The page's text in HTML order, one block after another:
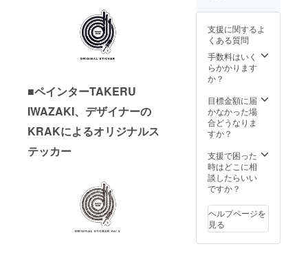
■ペインターTAKERU
IWAZAKI、デザイナーの
KRAKによるオリジナルス
テッカー
の為、
ボディ
の在庫
状況や
工場の
稼働状
はお時
間を頂
く場合
す。予
めご了
承くだ
さい。
の画像
はあく
までイ
メージ
間を頂
もござ
いま
す。予
めご了
※グッズ
の画像
はあく
です。
※店舗・
郵送で
の受け
なりま
す。
開しま
ご連絡
差し上
げま
す。 ※
ご不明
ござい
ました
ら、以
下のア
にご連
絡くだ
さい。
katz495
il.com
支援に関するよ
くある質問
手数料はいく
らかかります
か？
目標金額に届
かなかった場
合どうなりま
すか？
支援で困った
時はどこに相
談したらいい
ですか？
ヘルプページを
見る